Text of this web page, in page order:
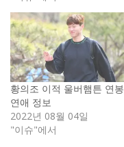
황의조 이적 울버햄튼 연봉
연애 정보
2022년 08월 04일
"이슈"에서